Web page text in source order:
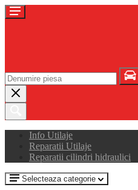
Info Utilaje
Reparatii Utilaje
Reparatii cilindri hidraulici
Selecteaza categorie